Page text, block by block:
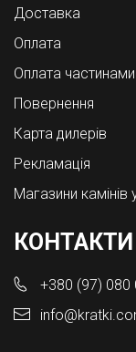
Доставка
Оплата
Оплата частинами
Повернення
Карта дилерів
Рекламація
Магазини камінів
КОНТАКТИ
+380 (97) 080